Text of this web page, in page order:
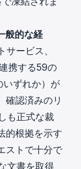
般的な経
ービス、
携する59の
いずれか）が
確認済みのリ
も正式な裁
的根拠を示す
ストで十分で
文書を取得